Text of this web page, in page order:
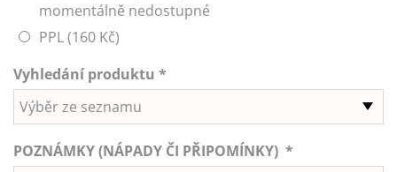
momentálně nedostupné
PPL (160 Kč)
Vyhledání produktu *
Výběr ze seznamu
POZNÁMKY (NÁPADY ČI PŘIPOMÍNKY) *